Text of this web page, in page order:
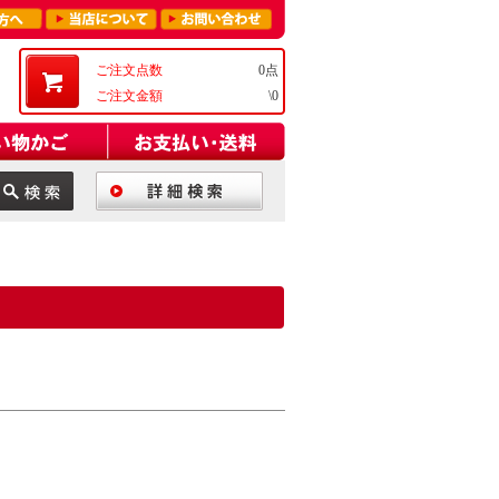
ご注文点数
0点
ご注文金額
\0